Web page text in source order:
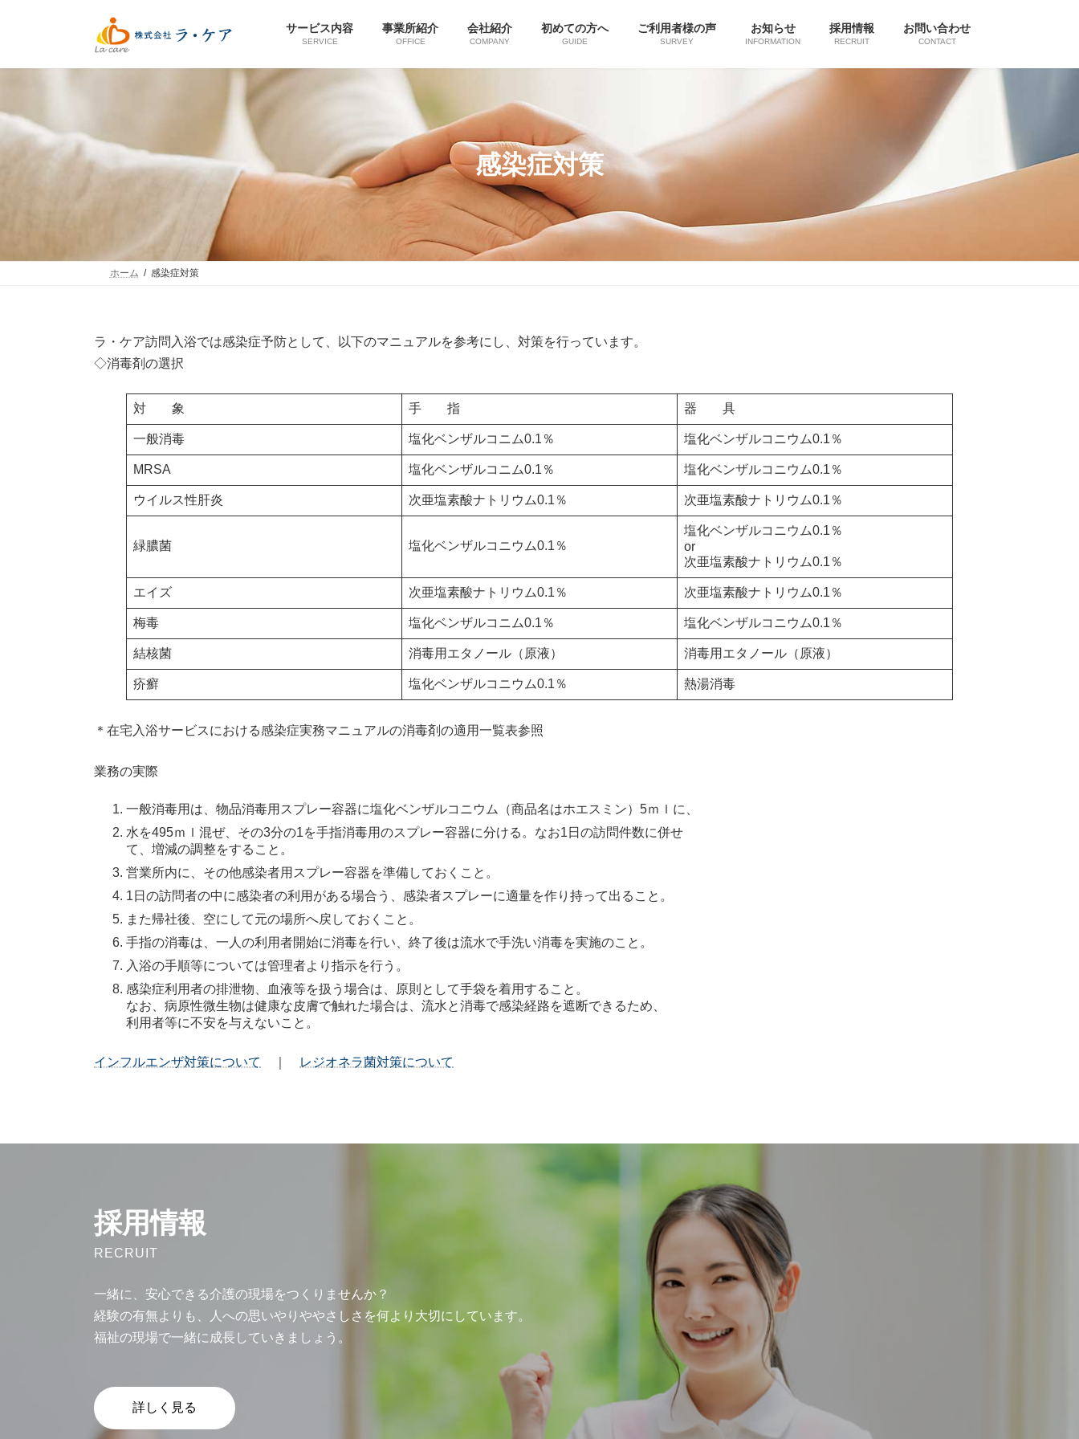
キ
に
サービス内容
SERVICE
事業所紹介
OFFICE
会社紹介
COMPANY
初めての方へ
GUIDE
ご利用者様の声
SURVEY
お知らせ
INFORMATION
採用情報
RECRUIT
お問い合わせ
CONTACT
感染症対策
ホーム 感染症対策
ラ・ケア訪問入浴では感染症予防として、以下のマニュアルを参考にし、対策を行っています。
◇消毒剤の選択
対 象 手 指 器 具
一般消毒 塩化ベンザルコニム0.1％ 塩化ベンザルコニウム0.1％
MRSA 塩化ベンザルコニム0.1％ 塩化ベンザルコニウム0.1％
ウイルス性肝炎 次亜塩素酸ナトリウム0.1％ 次亜塩素酸ナトリウム0.1％
緑膿菌 塩化ベンザルコニウム0.1％
塩化ベンザルコニウム0.1％
or
次亜塩素酸ナトリウム0.1％
エイズ 次亜塩素酸ナトリウム0.1％ 次亜塩素酸ナトリウム0.1％
梅毒 塩化ベンザルコニム0.1％ 塩化ベンザルコニウム0.1％
結核菌 消毒用エタノール（原液） 消毒用エタノール（原液）
疥癬 塩化ベンザルコニウム0.1％ 熱湯消毒
＊在宅入浴サービスにおける感染症実務マニュアルの消毒剤の適用一覧表参照
業務の実際
一般消毒用は、物品消毒用スプレー容器に塩化ベンザルコニウム（商品名はホエスミン）5ｍｌに、
水を495ｍｌ混ぜ、その3分の1を手指消毒用のスプレー容器に分ける。なお1日の訪問件数に併せ
て、増減の調整をすること。
営業所内に、その他感染者用スプレー容器を準備しておくこと。
1日の訪問者の中に感染者の利用がある場合う、感染者スプレーに適量を作り持って出ること。
また帰社後、空にして元の場所へ戻しておくこと。
手指の消毒は、一人の利用者開始に消毒を行い、終了後は流水で手洗い消毒を実施のこと。
入浴の手順等については管理者より指示を行う。
感染症利用者の排泄物、血液等を扱う場合は、原則として手袋を着用すること。
なお、病原性微生物は健康な皮膚で触れた場合は、流水と消毒で感染経路を遮断できるため、
利用者等に不安を与えないこと。
インフルエンザ対策について レジオネラ菌対策について
採用情報
RECRUIT
一緒に、安心できる介護の現場をつくりませんか？
経験の有無よりも、人への思いやりややさしさを何より大切にしています。
福祉の現場で一緒に成長していきましょう。
詳しく見る